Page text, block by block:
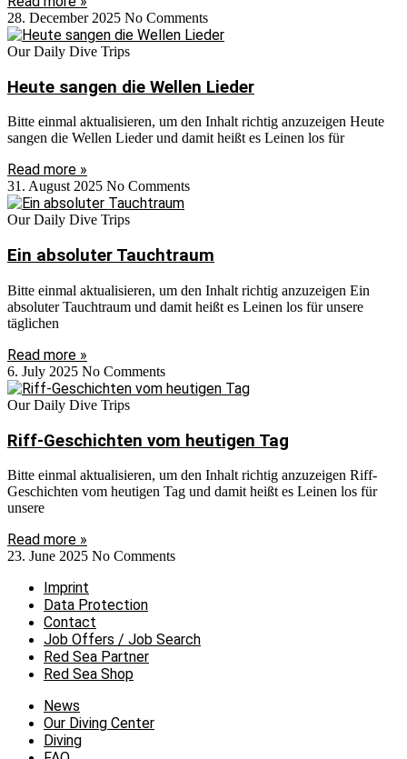
28. December 2025 No Comments
Our Daily Dive Trips
Heute sangen die Wellen Lieder
Bitte einmal aktualisieren, um den Inhalt richtig anzuzeigen Heute
sangen die Wellen Lieder und damit heißt es Leinen los für
Read more »
31. August 2025 No Comments
Our Daily Dive Trips
Ein absoluter Tauchtraum
Bitte einmal aktualisieren, um den Inhalt richtig anzuzeigen Ein
absoluter Tauchtraum und damit heißt es Leinen los für unsere
täglichen
Read more »
6. July 2025 No Comments
Our Daily Dive Trips
Riff-Geschichten vom heutigen Tag
Bitte einmal aktualisieren, um den Inhalt richtig anzuzeigen Riff-
Geschichten vom heutigen Tag und damit heißt es Leinen los für
unsere
Read more »
23. June 2025 No Comments
Imprint
Data Protection
Contact
Job Offers / Job Search
Red Sea Partner
Red Sea Shop
News
Our Diving Center
Diving